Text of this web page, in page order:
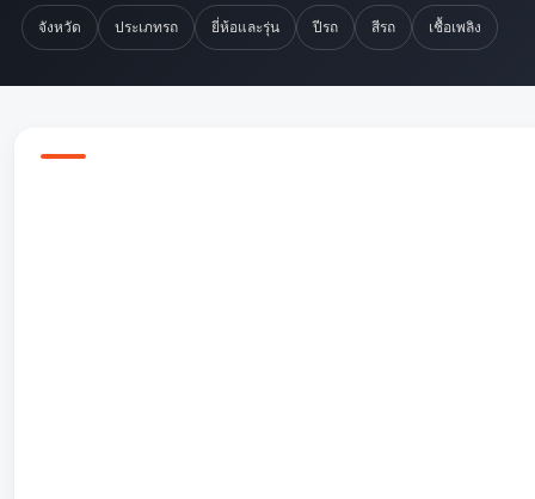
จังหวัด ประเภทรถ ยี่ห้อและรุ่น ปีรถ สีรถ เชื้อเพลิง